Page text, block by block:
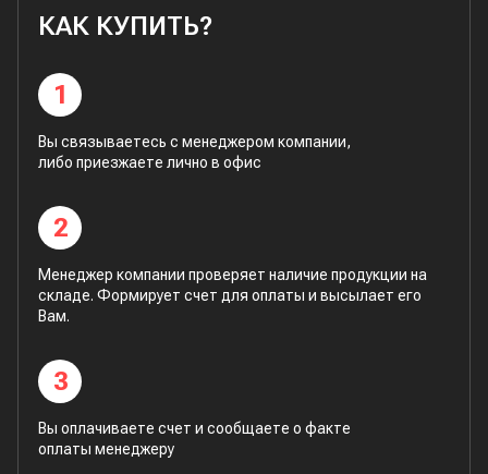
КАК КУПИТЬ?
1
Вы связываетесь с менеджером компании,
либо приезжаете лично в офис
2
Менеджер компании проверяет наличие продукции на
складе. Формирует счет для оплаты и высылает его
Вам.
3
Вы оплачиваете счет и сообщаете о факте
оплаты менеджеру